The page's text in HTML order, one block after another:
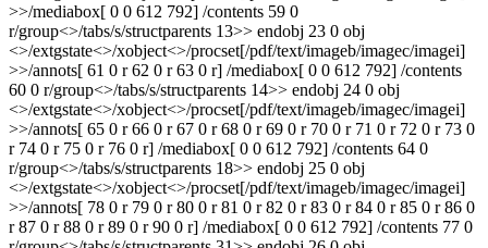
>>/mediabox[ 0 0 612 792] /contents 59 0
r/group<>/tabs/s/structparents 13>> endobj 23 0 obj
<>/extgstate<>/xobject<>/procset[/pdf/text/imageb/imagec/imagei]
>>/annots[ 61 0 r 62 0 r 63 0 r] /mediabox[ 0 0 612 792] /contents
60 0 r/group<>/tabs/s/structparents 14>> endobj 24 0 obj
<>/extgstate<>/xobject<>/procset[/pdf/text/imageb/imagec/imagei]
>>/annots[ 65 0 r 66 0 r 67 0 r 68 0 r 69 0 r 70 0 r 71 0 r 72 0 r 73 0
r 74 0 r 75 0 r 76 0 r] /mediabox[ 0 0 612 792] /contents 64 0
r/group<>/tabs/s/structparents 18>> endobj 25 0 obj
<>/extgstate<>/xobject<>/procset[/pdf/text/imageb/imagec/imagei]
>>/annots[ 78 0 r 79 0 r 80 0 r 81 0 r 82 0 r 83 0 r 84 0 r 85 0 r 86 0
r 87 0 r 88 0 r 89 0 r 90 0 r] /mediabox[ 0 0 612 792] /contents 77 0